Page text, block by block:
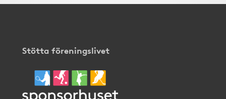
Stötta föreningslivet